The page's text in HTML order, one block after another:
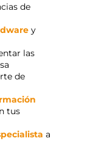
de
y
las
de
tus
a